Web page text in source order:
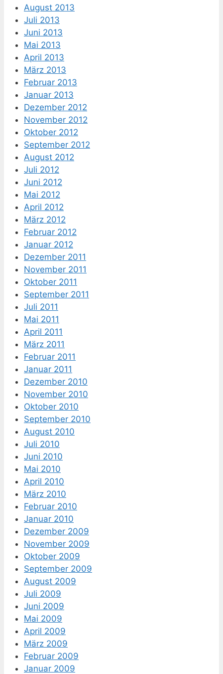
August 2013
Juli 2013
Juni 2013
Mai 2013
April 2013
März 2013
Februar 2013
Januar 2013
Dezember 2012
November 2012
Oktober 2012
September 2012
August 2012
Juli 2012
Juni 2012
Mai 2012
April 2012
März 2012
Februar 2012
Januar 2012
Dezember 2011
November 2011
Oktober 2011
September 2011
Juli 2011
Mai 2011
April 2011
März 2011
Februar 2011
Januar 2011
Dezember 2010
November 2010
Oktober 2010
September 2010
August 2010
Juli 2010
Juni 2010
Mai 2010
April 2010
März 2010
Februar 2010
Januar 2010
Dezember 2009
November 2009
Oktober 2009
September 2009
August 2009
Juli 2009
Juni 2009
Mai 2009
April 2009
März 2009
Februar 2009
Januar 2009